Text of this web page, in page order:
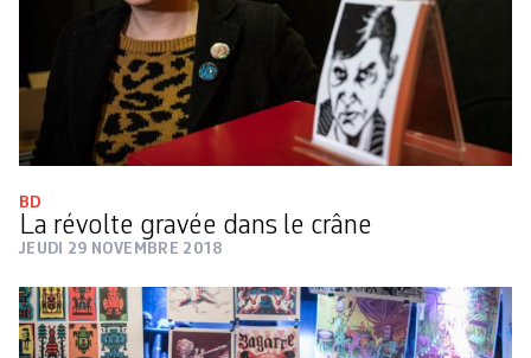
BD
La révolte gravée dans le crâne
JEUDI 29 NOVEMBRE 2018